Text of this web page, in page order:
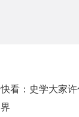
快看：史学大家
界